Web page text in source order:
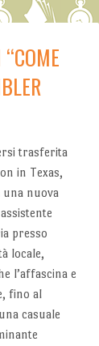
trasferita
in Texas,
una nuova
presso
locale,
l’affascina e
fino al
casuale